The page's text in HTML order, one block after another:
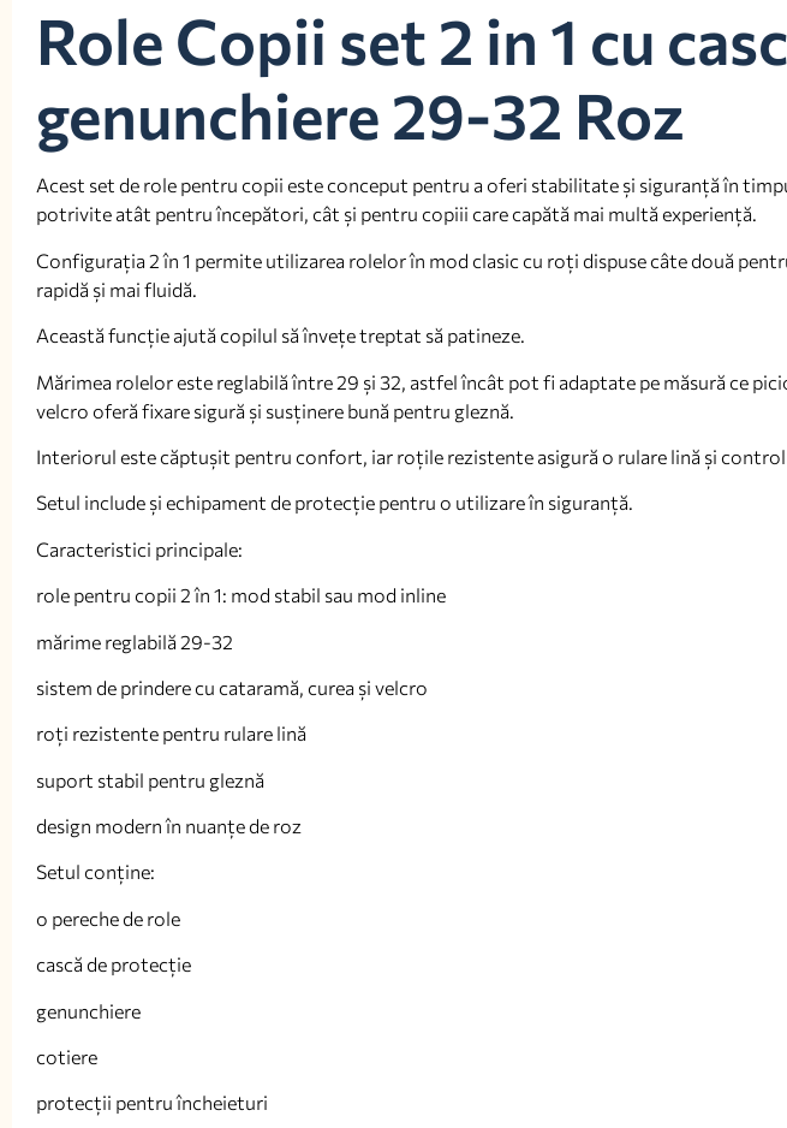
Role Copii set 2 in 1 cu
genunchiere 29-32 Roz
Acest set de role pentru copii este conceput pentru a oferi stabilitate și siguranță în
potrivite atât pentru începători, cât și pentru copiii care capătă mai multă experiență.
Configurația 2 în 1 permite utilizarea rolelor în mod clasic cu roți dispuse câte două
rapidă și mai fluidă.
Această funcție ajută copilul să învețe treptat să patineze.
Mărimea rolelor este reglabilă între 29 și 32, astfel încât pot fi adaptate pe măsură ce
velcro oferă fixare sigură și susținere bună pentru gleznă.
Interiorul este căptușit pentru confort, iar roțile rezistente asigură o rulare lină și
Setul include și echipament de protecție pentru o utilizare în siguranță.
Caracteristici principale:
role pentru copii 2 în 1: mod stabil sau mod inline
mărime reglabilă 29-32
sistem de prindere cu cataramă, curea și velcro
roți rezistente pentru rulare lină
suport stabil pentru gleznă
design modern în nuanțe de roz
Setul conține:
o pereche de role
cască de protecție
genunchiere
cotiere
protecții pentru încheieturi